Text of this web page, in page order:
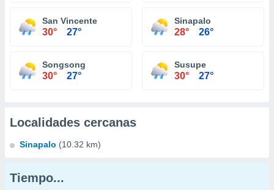
San Vincente
30° 27°
Sinapalo
28° 26°
Songsong
30° 27°
Susupe
30° 27°
Localidades cercanas
Sinapalo (10.32 km)
Tiempo...